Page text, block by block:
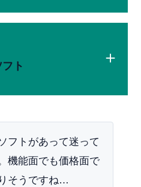
ト
フトがあって迷って
機能面でも価格面で
そうですね…